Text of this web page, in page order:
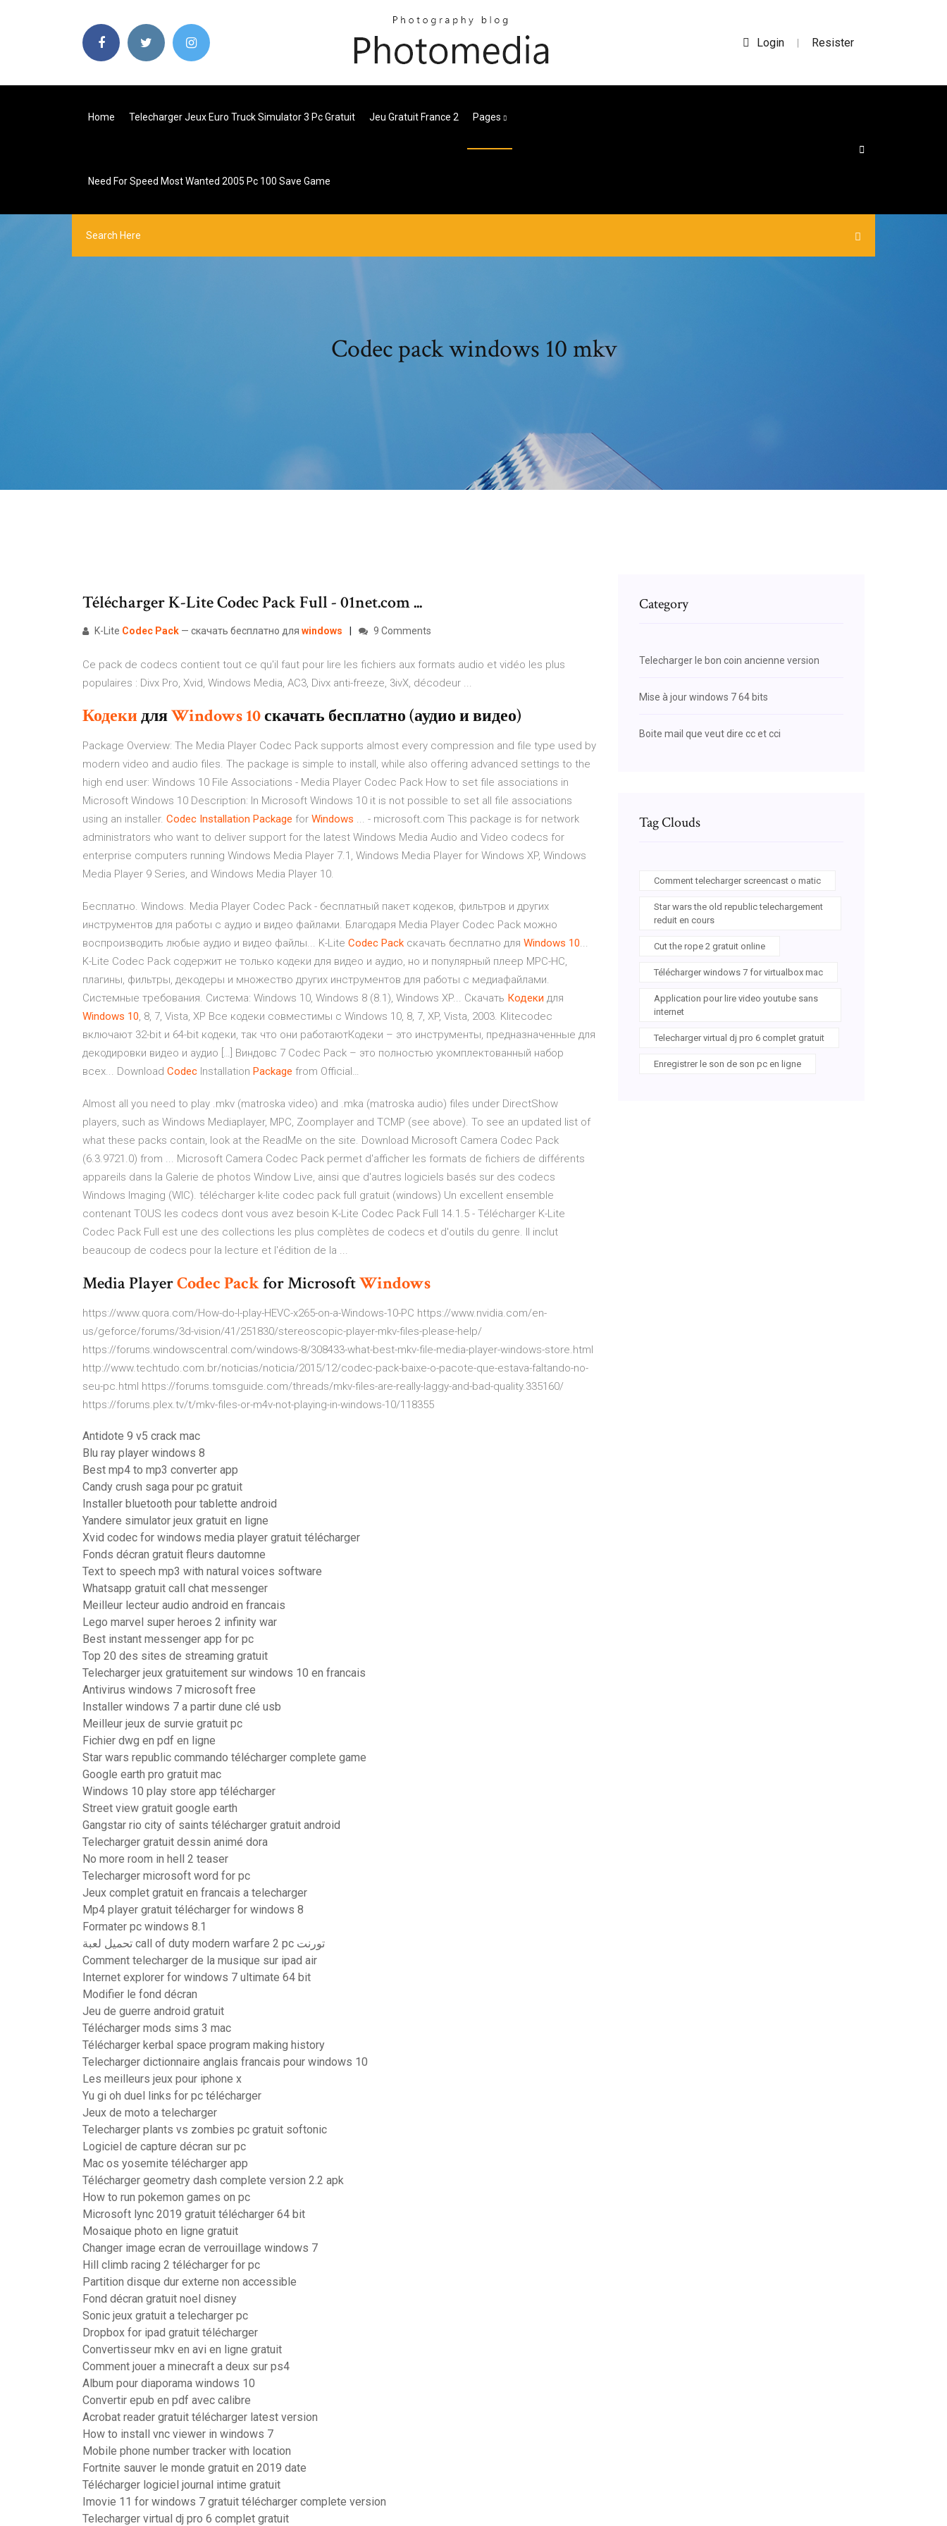
Login | Resister
Home Telecharger Jeux Euro Truck Simulator 3 Pc Gratuit Jeu Gratuit France 2 Pages
Need For Speed Most Wanted 2005 Pc 100 Save Game
Codec pack windows 10 mkv
Télécharger K-Lite Codec Pack Full - 01net.com ...
K-Lite Codec Pack — скачать бесплатно для windows 9 Comments
Ce pack de codecs contient tout ce qu'il faut pour lire les fichiers aux formats audio et vidéo les plus
populaires : Divx Pro, Xvid, Windows Media, AC3, Divx anti-freeze, 3ivX, décodeur ...
КодекидляWindows10скачать бесплатно (аудио и видео)
Package Overview: The Media Player Codec Pack supports almost every compression and file type used by
modern video and audio files. The package is simple to install, while also offering advanced settings to the
high end user: Windows 10 File Associations - Media Player Codec Pack How to set file associations in
Microsoft Windows 10 Description: In Microsoft Windows 10 it is not possible to set all file associations
using an installer. Codec Installation Package for Windows ... - microsoft.com This package is for network
administrators who want to deliver support for the latest Windows Media Audio and Video codecs for
enterprise computers running Windows Media Player 7.1, Windows Media Player for Windows XP, Windows
Media Player 9 Series, and Windows Media Player 10.
Бесплатно. Windows. Media Player Codec Pack - бесплатный пакет кодеков, фильтров и других
инструментов для работы с аудио и видео файлами. Благодаря Media Player Codec Pack можно
воспроизводить любые аудио и видео файлы... K-Lite Codec Pack скачать бесплатно для Windows 10...
K-Lite Codec Pack содержит не только кодеки для видео и аудио, но и популярный плеер MPC-HC,
плагины, фильтры, декодеры и множество других инструментов для работы с медиафайлами.
Системные требования. Система: Windows 10, Windows 8 (8.1), Windows XP... Скачать Кодеки для
Windows 10, 8, 7, Vista, XP Все кодеки совместимы с Windows 10, 8, 7, XP, Vista, 2003. Klitecodec
включают 32-bit и 64-bit кодеки, так что они работаютКодеки – это инструменты, предназначенные для
декодировки видео и аудио […] Виндовс 7 Codec Pack – это полностью укомплектованный набор
всех... Download Codec Installation Package from Official…
Almost all you need to play .mkv (matroska video) and .mka (matroska audio) files under DirectShow
players, such as Windows Mediaplayer, MPC, Zoomplayer and TCMP (see above). To see an updated list of
what these packs contain, look at the ReadMe on the site. Download Microsoft Camera Codec Pack
(6.3.9721.0) from ... Microsoft Camera Codec Pack permet d'afficher les formats de fichiers de différents
appareils dans la Galerie de photos Window Live, ainsi que d'autres logiciels basés sur des codecs
Windows Imaging (WIC). télécharger k-lite codec pack full gratuit (windows) Un excellent ensemble
contenant TOUS les codecs dont vous avez besoin K-Lite Codec Pack Full 14.1.5 - Télécharger K-Lite
Codec Pack Full est une des collections les plus complètes de codecs et d'outils du genre. Il inclut
beaucoup de codecs pour la lecture et l'édition de la ...
Media PlayerCodecPackfor MicrosoftWindows
https://www.quora.com/How-do-I-play-HEVC-x265-on-a-Windows-10-PC https://www.nvidia.com/en-
us/geforce/forums/3d-vision/41/251830/stereoscopic-player-mkv-files-please-help/
https://forums.windowscentral.com/windows-8/308433-what-best-mkv-file-media-player-windows-store.html
http://www.techtudo.com.br/noticias/noticia/2015/12/codec-pack-baixe-o-pacote-que-estava-faltando-no-
seu-pc.html https://forums.tomsguide.com/threads/mkv-files-are-really-laggy-and-bad-quality.335160/
https://forums.plex.tv/t/mkv-files-or-m4v-not-playing-in-windows-10/118355
Antidote 9 v5 crack mac
Blu ray player windows 8
Best mp4 to mp3 converter app
Candy crush saga pour pc gratuit
Installer bluetooth pour tablette android
Yandere simulator jeux gratuit en ligne
Xvid codec for windows media player gratuit télécharger
Fonds décran gratuit fleurs dautomne
Text to speech mp3 with natural voices software
Whatsapp gratuit call chat messenger
Meilleur lecteur audio android en francais
Lego marvel super heroes 2 infinity war
Best instant messenger app for pc
Top 20 des sites de streaming gratuit
Telecharger jeux gratuitement sur windows 10 en francais
Antivirus windows 7 microsoft free
Installer windows 7 a partir dune clé usb
Meilleur jeux de survie gratuit pc
Fichier dwg en pdf en ligne
Star wars republic commando télécharger complete game
Google earth pro gratuit mac
Windows 10 play store app télécharger
Street view gratuit google earth
Gangstar rio city of saints télécharger gratuit android
Telecharger gratuit dessin animé dora
No more room in hell 2 teaser
Telecharger microsoft word for pc
Jeux complet gratuit en francais a telecharger
Mp4 player gratuit télécharger for windows 8
Formater pc windows 8.1
تحميل لعبة call of duty modern warfare 2 pc تورنت
Comment telecharger de la musique sur ipad air
Internet explorer for windows 7 ultimate 64 bit
Modifier le fond décran
Jeu de guerre android gratuit
Télécharger mods sims 3 mac
Télécharger kerbal space program making history
Telecharger dictionnaire anglais francais pour windows 10
Les meilleurs jeux pour iphone x
Yu gi oh duel links for pc télécharger
Jeux de moto a telecharger
Telecharger plants vs zombies pc gratuit softonic
Logiciel de capture décran sur pc
Mac os yosemite télécharger app
Télécharger geometry dash complete version 2.2 apk
How to run pokemon games on pc
Microsoft lync 2019 gratuit télécharger 64 bit
Mosaique photo en ligne gratuit
Changer image ecran de verrouillage windows 7
Hill climb racing 2 télécharger for pc
Partition disque dur externe non accessible
Fond décran gratuit noel disney
Sonic jeux gratuit a telecharger pc
Dropbox for ipad gratuit télécharger
Convertisseur mkv en avi en ligne gratuit
Comment jouer a minecraft a deux sur ps4
Album pour diaporama windows 10
Convertir epub en pdf avec calibre
Acrobat reader gratuit télécharger latest version
How to install vnc viewer in windows 7
Mobile phone number tracker with location
Fortnite sauver le monde gratuit en 2019 date
Télécharger logiciel journal intime gratuit
Imovie 11 for windows 7 gratuit télécharger complete version
Telecharger virtual dj pro 6 complet gratuit
Category
Telecharger le bon coin ancienne version
Mise à jour windows 7 64 bits
Boite mail que veut dire cc et cci
Tag Clouds
Comment telecharger screencast o matic
Star wars the old republic telechargement
reduit en cours
Cut the rope 2 gratuit online
Télécharger windows 7 for virtualbox mac
Application pour lire video youtube sans
internet
Telecharger virtual dj pro 6 complet gratuit
Enregistrer le son de son pc en ligne